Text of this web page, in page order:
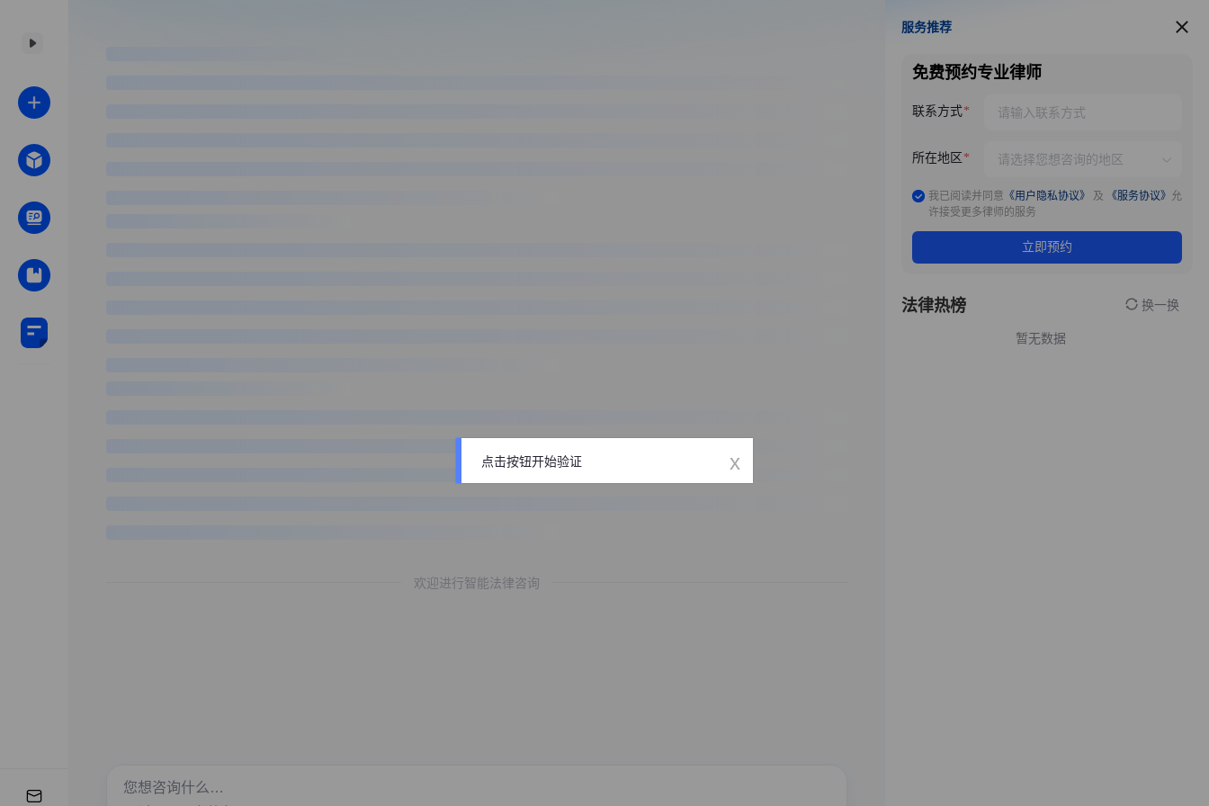
欢迎进行智能法律咨询
服务推荐
服务推荐
免费预约专业律师
联系方式
所在地区
我已阅读并同意 《用户隐私协议》 及 《服务协议》 允
许接受更多律师的服务
立即预约
法律热榜 换一换
暂无数据
点击按钮开始验证 x